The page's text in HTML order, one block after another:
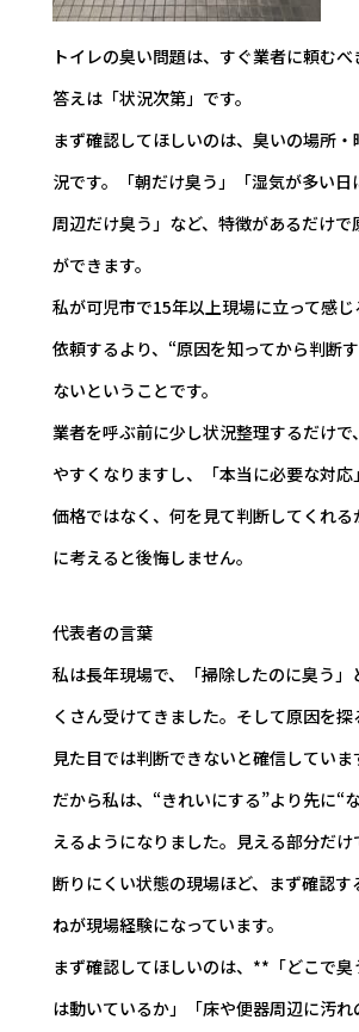
トイレの臭い問題は、すぐ業者に頼むべ
答えは「状況次第」です。
まず確認してほしいのは、臭いの場所
況です。「朝だけ臭う」「湿気が多い日
周辺だけ臭う」など、特徴があるだけで
ができます。
私が可児市で15年以上現場に立って感
依頼するより、“原因を知ってから判断
ないということです。
業者を呼ぶ前に少し状況整理するだけで
やすくなりますし、「本当に必要な対応
価格ではなく、何を見て判断してくれ
に考えると後悔しません。
代表者の言葉
私は長年現場で、「掃除したのに臭う」
くさん受けてきました。そして原因を
見た目では判断できないと確信していま
だから私は、“きれいにする”より先に“
えるようになりました。見える部分だけ
断りにくい状態の現場ほど、まず確認す
ねが現場経験になっています。
まず確認してほしいのは、**「どこで
は動いているか」「床や便器周辺に汚れ